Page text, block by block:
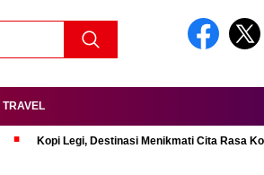
TRAVEL
Kopi Legi, Destinasi Menikmati Cita Rasa